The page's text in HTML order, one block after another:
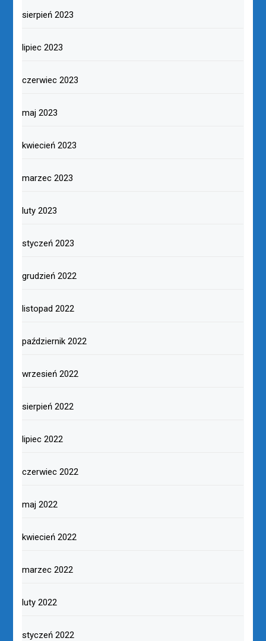
sierpień 2023
lipiec 2023
czerwiec 2023
maj 2023
kwiecień 2023
marzec 2023
luty 2023
styczeń 2023
grudzień 2022
listopad 2022
październik 2022
wrzesień 2022
sierpień 2022
lipiec 2022
czerwiec 2022
maj 2022
kwiecień 2022
marzec 2022
luty 2022
styczeń 2022